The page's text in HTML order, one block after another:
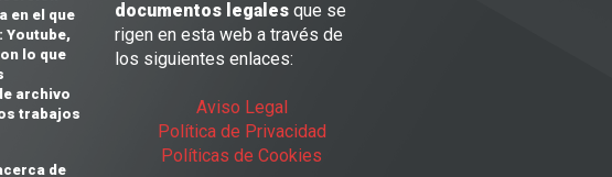
en el que
Youtube,
lo que
archivo
trabajos
de
documentos legales que se
rigen en esta web a través de
los siguientes enlaces:
Aviso Legal
Política de Privacidad
Políticas de Cookies